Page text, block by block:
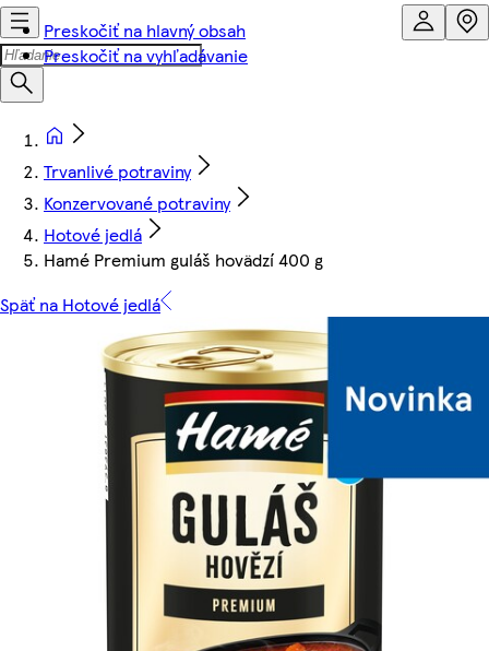
Preskočiť na hlavný obsah
Preskočiť na vyhľadávanie
Trvanlivé potraviny
Konzervované potraviny
Hotové jedlá
Hamé Premium guláš hovädzí 400 g
Späť na Hotové jedlá